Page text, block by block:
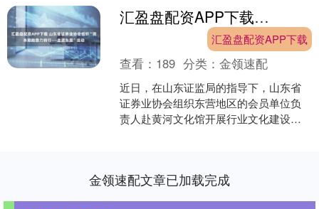
汇盈盘配资APP下载 山东省证券业协会组织“资本助跑鲁力前行——走进东营”活动
汇盈盘配资APP下载
查看： 189 分类：金领速配
近日，在山东证监局的指导下，山东省
证券业协会组织东营地区的会员单位负
责人赴黄河文化馆开展行业文化建设活
金领速配文章已加载完成